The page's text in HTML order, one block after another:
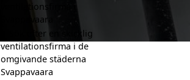
ventilationsfirma i
Svappavaara
Sök efter en skicklig
ventilationsfirma i de
omgivande städerna
Svappavaara